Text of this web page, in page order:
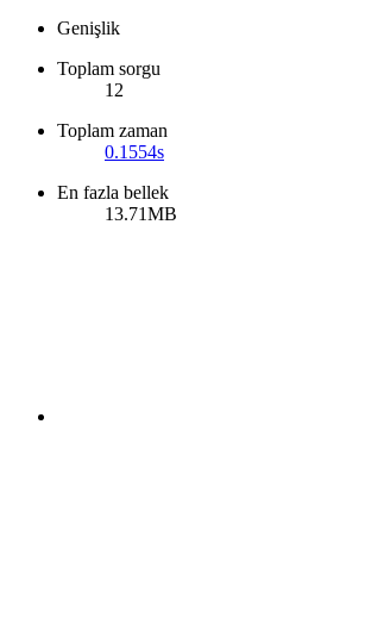
Genişlik
Toplam sorgu
12
Toplam zaman
0.1554s
En fazla bellek
13.71MB